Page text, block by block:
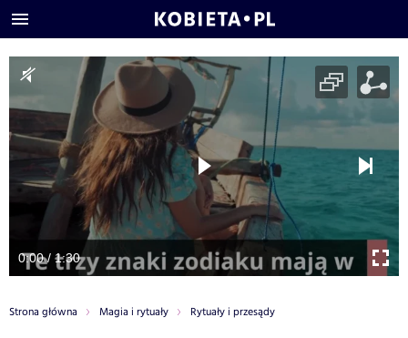
0:00 / 1:30
Strona główna Magia i rytuały Rytuały i przesądy